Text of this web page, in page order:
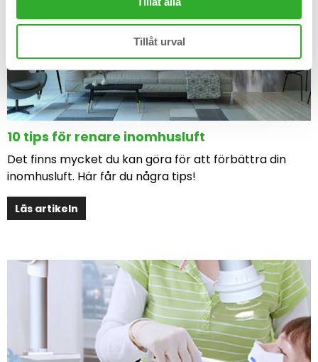
Tillåt urval
10 tips för renare inomhusluft
Det finns mycket du kan göra för att förbättra din
inomhusluft. Här får du några tips!
Läs artikeln